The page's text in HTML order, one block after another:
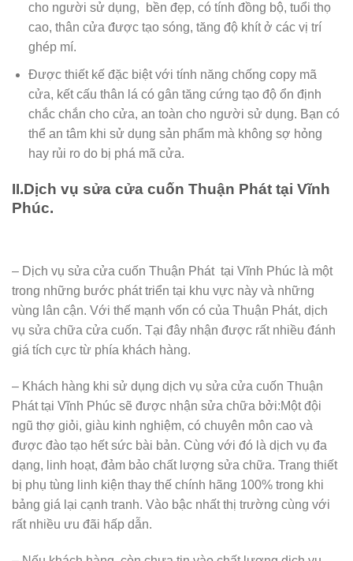
cho người sử dụng, bền đẹp, có tính đồng bộ, tuổi thọ
cao, thân cửa được tạo sóng, tăng độ khít ở các vị trí
ghép mí.
Được thiết kế đặc biệt với tính năng chống copy mã
cửa, kết cấu thân lá có gân tăng cứng tạo độ ổn định
chắc chắn cho cửa, an toàn cho người sử dụng. Bạn có
thể an tâm khi sử dụng sản phẩm mà không sợ hỏng
hay rủi ro do bị phá mã cửa.
II.Dịch vụ sửa cửa cuốn Thuận Phát tại Vĩnh
Phúc.
– Dịch vụ sửa cửa cuốn Thuận Phát tại Vĩnh Phúc là một
trong những bước phát triển tại khu vực này và những
vùng lân cận. Với thế mạnh vốn có của Thuận Phát, dịch
vụ sửa chữa cửa cuốn. Tại đây nhận được rất nhiều đánh
giá tích cực từ phía khách hàng.
– Khách hàng khi sử dụng dịch vụ sửa cửa cuốn Thuận
Phát tại Vĩnh Phúc sẽ được nhận sửa chữa bởi:Một đội
ngũ thợ giỏi, giàu kinh nghiệm, có chuyên môn cao và
được đào tạo hết sức bài bản. Cùng với đó là dịch vụ đa
dạng, linh hoạt, đảm bảo chất lượng sửa chữa. Trang thiết
bị phụ tùng linh kiện thay thế chính hãng 100% trong khi
bảng giá lại cạnh tranh. Vào bậc nhất thị trường cùng với
rất nhiều ưu đãi hấp dẫn.